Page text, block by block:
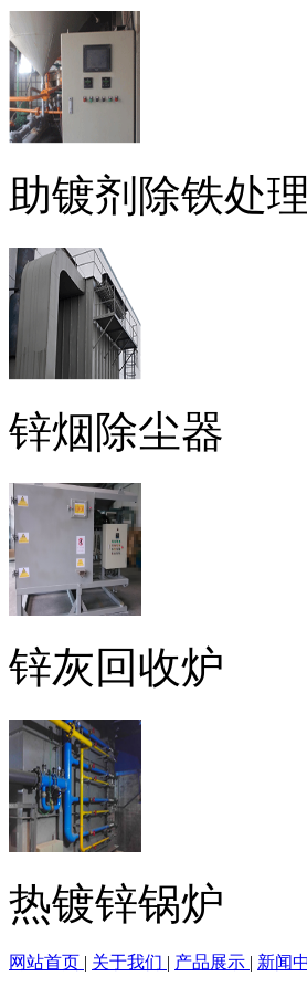
助镀剂除铁处理
锌烟除尘器
锌灰回收炉
热镀锌锅炉
网站首页 | 关于我们 | 产品展示 | 新闻